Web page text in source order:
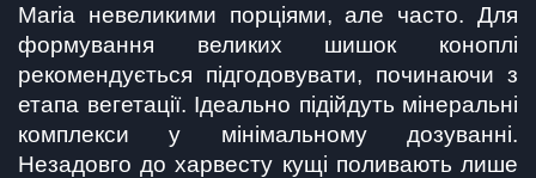
Maria невеликими порціями, але часто. Для
формування великих шишок коноплі
рекомендується підгодовувати, починаючи з
етапа вегетації. Ідеально підійдуть мінеральні
комплекси у мінімальному дозуванні.
Незадовго до харвесту кущі поливають лише